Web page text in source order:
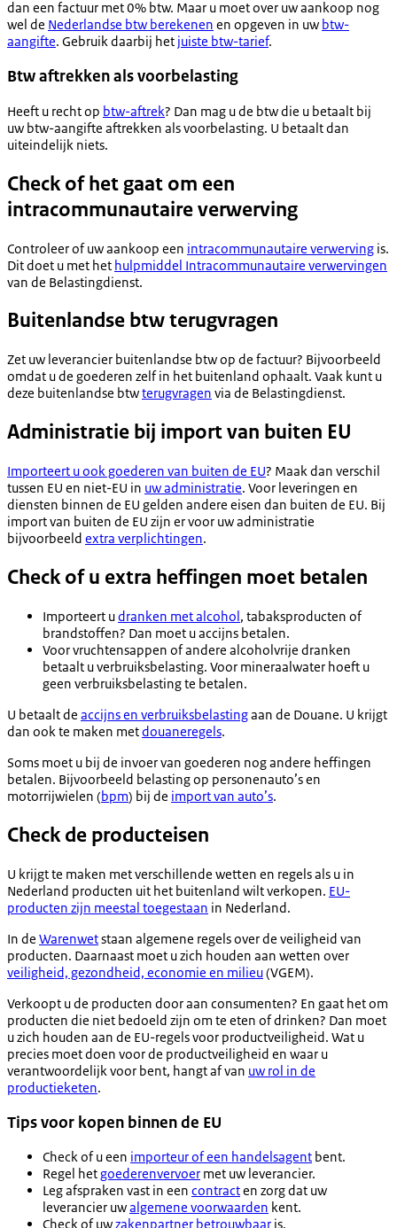
dan een factuur met 0% btw. Maar u moet over uw aankoop nog
wel de Nederlandse btw berekenen en opgeven in uw btw-
aangifte. Gebruik daarbij het juiste btw-tarief.
Btw aftrekken als voorbelasting
Heeft u recht op btw-aftrek? Dan mag u de btw die u betaalt bij
uw btw-aangifte aftrekken als voorbelasting. U betaalt dan
uiteindelijk niets.
Check of het gaat om een
intracommunautaire verwerving
Controleer of uw aankoop een intracommunautaire verwerving is.
Dit doet u met het hulpmiddel Intracommunautaire verwervingen
van de Belastingdienst.
Buitenlandse btw terugvragen
Zet uw leverancier buitenlandse btw op de factuur? Bijvoorbeeld
omdat u de goederen zelf in het buitenland ophaalt. Vaak kunt u
deze buitenlandse btwterugvragen via de Belastingdienst.
Administratie bij import van buiten EU
Importeert u ook goederen van buiten de EU? Maak dan verschil
tussen EU en niet-EU in uw administratie. Voor leveringen en
diensten binnen de EU gelden andere eisen dan buiten de EU. Bij
import van buiten de EU zijn er voor uw administratie
bijvoorbeeld extra verplichtingen.
Check of u extra heffingen moet betalen
Importeert udranken met alcohol, tabaksproducten of
brandstoffen? Dan moet u accijns betalen.
Voor vruchtensappen of andere alcoholvrije dranken
betaalt u verbruiksbelasting. Voor mineraalwater hoeft u
geen verbruiksbelasting te betalen.
U betaalt de accijns en verbruiksbelastingaan de Douane. U krijgt
dan ook te maken metdouaneregels.
Soms moet u bij de invoer van goederen nog andere heffingen
betalen. Bijvoorbeeld belasting op personenauto’s en
motorrijwielen (bpm) bij de import van auto’s.
Check de producteisen
U krijgt te maken met verschillende wetten en regels als u in
Nederland producten uit het buitenland wilt verkopen. EU-
producten zijn meestal toegestaan in Nederland.
In de Warenwetstaan algemene regels over de veiligheid van
producten. Daarnaast moet u zich houden aan wetten over
veiligheid, gezondheid, economie en milieu(VGEM).
Verkoopt u de producten door aan consumenten? En gaat het om
producten die niet bedoeld zijn om te eten of drinken? Dan moet
u zich houden aan de EU-regels voor productveiligheid. Wat u
precies moet doen voor de productveiligheid en waar u
verantwoordelijk voor bent, hangt af van uw rol in de
productieketen.
Tips voor kopen binnen de EU
Check of u een importeur of een handelsagent bent.
Regel hetgoederenvervoer met uw leverancier.
Leg afspraken vast in een contracten zorg dat uw
leverancier uwalgemene voorwaarden kent.
Check of uwzakenpartner betrouwbaar is.